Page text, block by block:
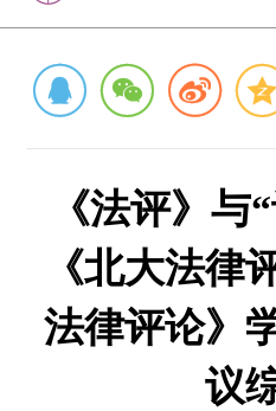
《法评》与
《北大法律
法律评论》
议